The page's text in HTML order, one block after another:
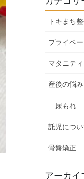
トキまち
プライベー
マタニテ
産後の悩み
尿もれ
託児につい
骨盤矯正
アーカイ